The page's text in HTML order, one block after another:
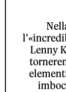
Lenny